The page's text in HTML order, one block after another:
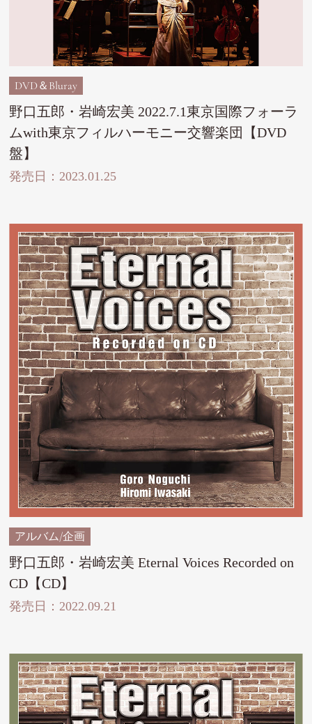
DVD＆Bluray
野口五郎・岩崎宏美 2022.7.1東京国際フォーラ
ムwith東京フィルハーモニー交響楽団【DVD
盤】
発売日：2023.01.25
アルバム/企画
野口五郎・岩崎宏美 Eternal Voices Recorded on
CD【CD】
発売日：2022.09.21